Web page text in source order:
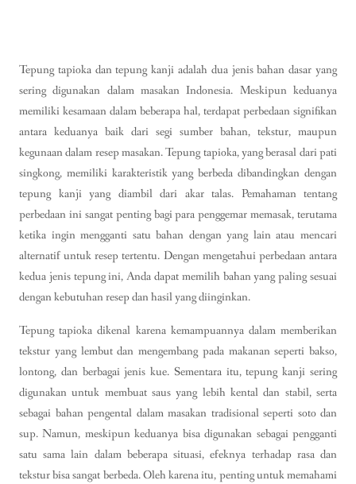
Tepung tapioka dan tepung kanji adalah dua jenis bahan dasar yang
sering digunakan dalam masakan Indonesia. Meskipun keduanya
memiliki kesamaan dalam beberapa hal, terdapat perbedaan signifikan
antara keduanya baik dari segi sumber bahan, tekstur, maupun
kegunaan dalam resep masakan. Tepung tapioka, yang berasal dari pati
singkong, memiliki karakteristik yang berbeda dibandingkan dengan
tepung kanji yang diambil dari akar talas. Pemahaman tentang
perbedaan ini sangat penting bagi para penggemar memasak, terutama
ketika ingin mengganti satu bahan dengan yang lain atau mencari
alternatif untuk resep tertentu. Dengan mengetahui perbedaan antara
kedua jenis tepung ini, Anda dapat memilih bahan yang paling sesuai
dengan kebutuhan resep dan hasil yang diinginkan.
Tepung tapioka dikenal karena kemampuannya dalam memberikan
tekstur yang lembut dan mengembang pada makanan seperti bakso,
lontong, dan berbagai jenis kue. Sementara itu, tepung kanji sering
digunakan untuk membuat saus yang lebih kental dan stabil, serta
sebagai bahan pengental dalam masakan tradisional seperti soto dan
sup. Namun, meskipun keduanya bisa digunakan sebagai pengganti
satu sama lain dalam beberapa situasi, efeknya terhadap rasa dan
tekstur bisa sangat berbeda. Oleh karena itu, penting untuk memahami